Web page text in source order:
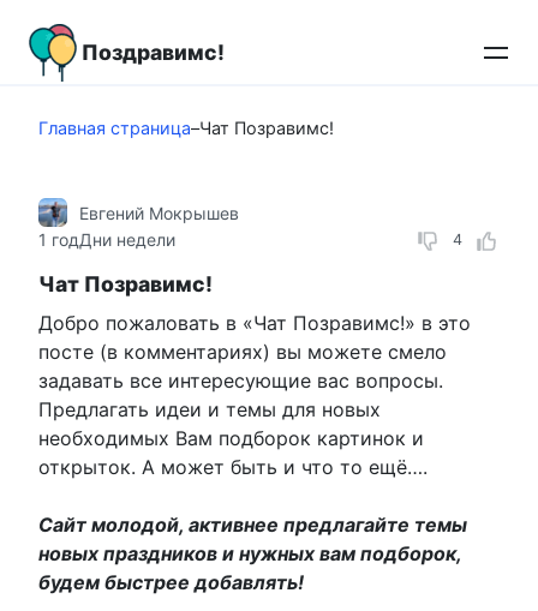
контенту
Поздравимс!
Главная страница–Чат Позравимс!
4
Евгений Мокрышев
1 годДни недели
Чат Позравимс!
Добро пожаловать в «Чат Позравимс!» в это
посте (в комментариях) вы можете смело
задавать все интересующие вас вопросы.
Предлагать идеи и темы для новых
необходимых Вам подборок картинок и
открыток. А может быть и что то ещё….
Сайт молодой, активнее предлагайте темы
новых праздников и нужных вам подборок,
будем быстрее добавлять!